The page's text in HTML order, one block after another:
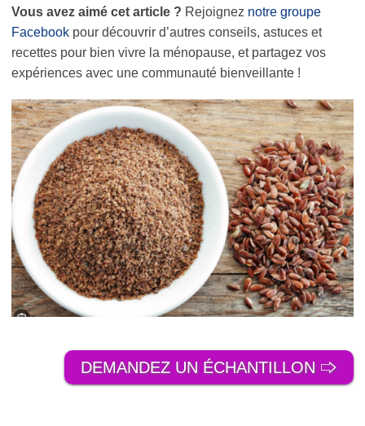
Vous avez aimé cet article ? Rejoignez notre groupe
Facebook pour découvrir d’autres conseils, astuces et
recettes pour bien vivre la ménopause, et partagez vos
expériences avec une communauté bienveillante !
DEMANDEZ UN ÉCHANTILLON 🢥